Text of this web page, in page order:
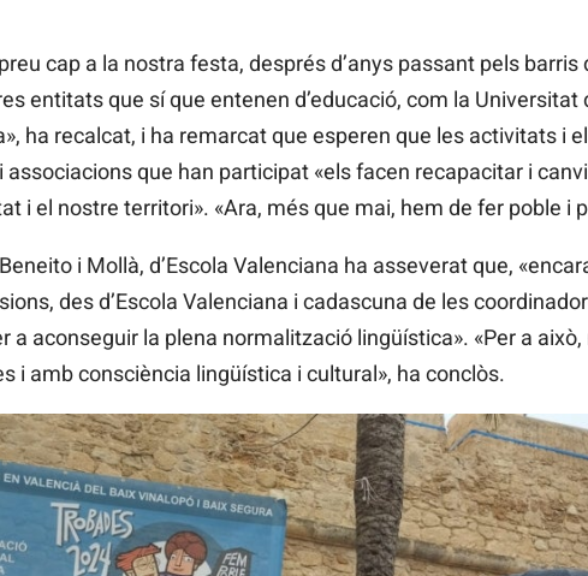
cap a la nostra festa, després d’anys passant pels
entitats que sí que entenen d’educació, com la
ha recalcat, i ha remarcat que esperen que les activitats i
que han participat «els facen recapacitar i
i el nostre territori». «Ara, més que mai, hem de fer poble i
i Mollà, d’Escola Valenciana ha asseverat que,
des d’Escola Valenciana i cadascuna de les
a aconseguir la plena normalització lingüística». «Per a
i amb consciència lingüística i cultural», ha conclòs.